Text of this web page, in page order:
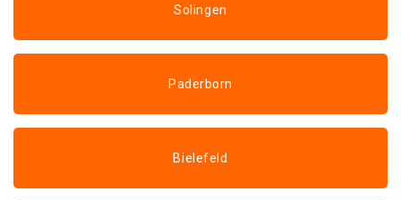
Solingen
Paderborn
Bielefeld